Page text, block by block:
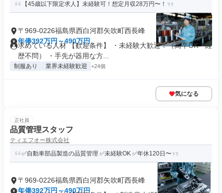
【45歳以下限定求人】未経験可！想定月収28万円〜！
〒969-0226福島県西白河郡矢吹町西長峰
年俸392万円～490万円
求めている人材 【歓迎条件】 ・未経験大歓迎！（高卒OK・経
歴不問） ・手先が器用な方...
制服あり 業界未経験歓迎 +24個
気になる
正社員
品質管理スタッフ
ティエフオー株式会社
✅自動車部品製造の品質管理 ✅未経験OK ✅年休120日〜
〒969-0226福島県西白河郡矢吹町西長峰
年俸392万円～490万円